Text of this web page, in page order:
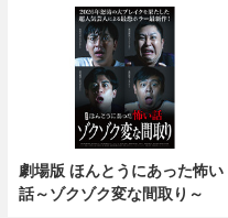
劇場版 ほんとうにあった怖い
話～ゾクゾク変な間取り～